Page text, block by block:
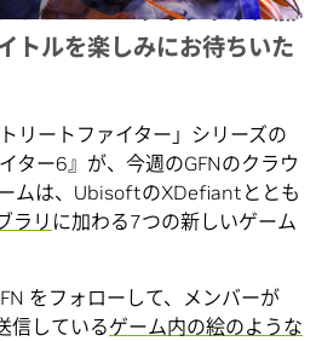
NOW ライブラリに加
トルを楽しみにお待ちいた
リートファイター」シリーズの
ター6』が、今週のGFNのクラウ
ムは、UbisoftのXDefiantととも
ラリ に加わる7つの新しいゲーム
をフォローして、メンバーが
信しているゲーム内の絵のような